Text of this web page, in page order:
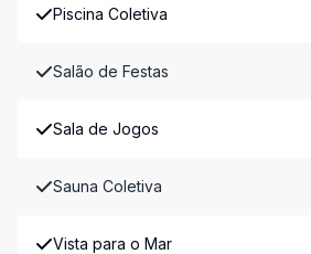
Piscina Coletiva
Salão de Festas
Sala de Jogos
Sauna Coletiva
Vista para o Mar